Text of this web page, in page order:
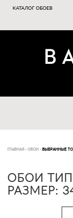
КАТАЛОГ ОБОЕВ
ГЛАВНАЯ - ОБОИ - ВЫБРАННЫЕ
ОБОИ
РАЗМЕР: